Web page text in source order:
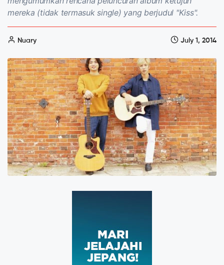
mereka (tidak termasuk single) yang berjudul "Kiss".
Nuary July 1, 2014